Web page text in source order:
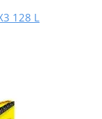
128 L